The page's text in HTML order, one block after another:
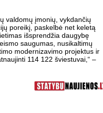
valdomų įmonių, vykdančių
poreikį, paskelbė net keletą
išsprendžia daugybę
saugumas, nusikaltimų
modernizavimo projektus ir
114 122 šviestuvai,“ –